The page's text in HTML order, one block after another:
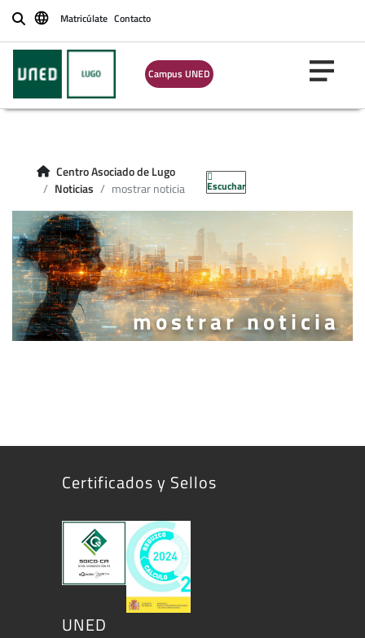
BuscarMatricúlate Contacto
Campus UNED
Centro Asociado de Lugo
Noticias
mostrar noticia Escuchar
mostrar noticia
Certificados y Sellos
UNED